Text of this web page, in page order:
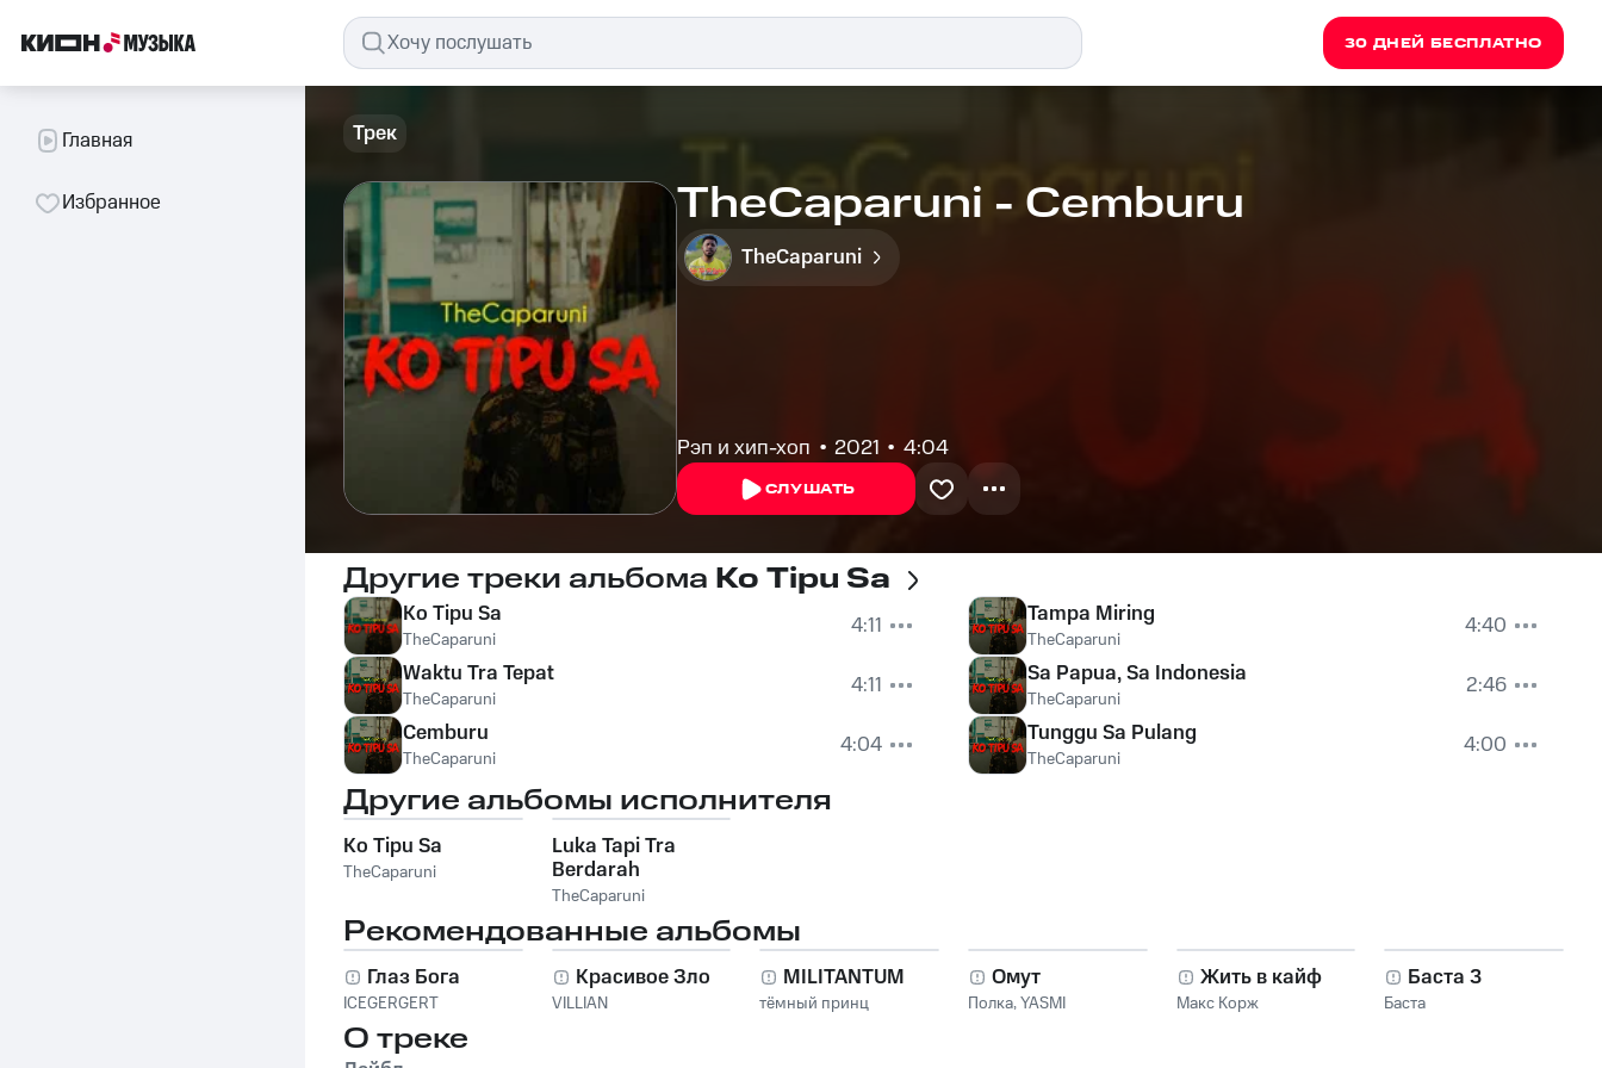
30 ДНЕЙ БЕСПЛАТНО
Главная
Избранное
Трек
TheCaparuni - Cemburu
TheCaparuni
Рэп и хип-хоп 2021 4:04
СЛУШАТЬ
Другие треки альбома Ko Tipu Sa
Ko Tipu Sa
TheCaparuni
4:11
Waktu Tra Tepat
TheCaparuni
4:11
Cemburu
TheCaparuni 4:04
Tampa Miring
TheCaparuni
4:40
Sa Papua, Sa Indonesia
TheCaparuni
2:46
Tunggu Sa Pulang
TheCaparuni 4:00
Другие альбомы исполнителя
Ko Tipu Sa
TheCaparuni
Luka Tapi Tra
Berdarah
TheCaparuni
Рекомендованные альбомы
Глаз Бога
ICEGERGERT
Красивое Зло
VILLIAN
MILITANTUM
тёмный принц
Омут
Полка,YASMI
Жить в кайф
Макс Корж
Баста 3
Баста
О треке